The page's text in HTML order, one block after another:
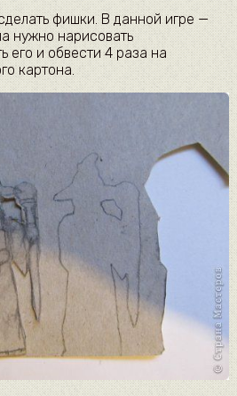
фишки. В данной игре —
нужно нарисовать
его и обвести 4 раза на
картона.